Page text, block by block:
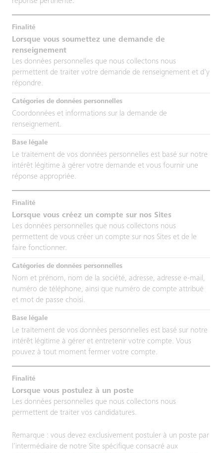
Lorsque vous soumettez une demande de
renseignement
Les données personnelles que nous collectons nous
permettent de traiter votre demande de renseignement et d'y
répondre.
Coordonnées et informations sur la demande de
renseignement.
Le traitement de vos données personnelles est basé sur notre
intérêt légitime à gérer votre demande et vous fournir une
réponse appropriée.
Lorsque vous créez un compte sur nos Sites
Les données personnelles que nous collectons nous
permettent de vous créer un compte sur nos Sites et de le
faire fonctionner.
Nom et prénom, nom de la société, adresse, adresse e-mail,
numéro de téléphone, ainsi que numéro de compte attribué
et mot de passe choisi.
Le traitement de vos données personnelles est basé sur notre
intérêt légitime à gérer et entretenir votre compte. Vous
pouvez à tout moment fermer votre compte.
Lorsque vous postulez à un poste
Les données personnelles que nous collectons nous
permettent de traiter vos candidatures.
Remarque : vous devez exclusivement postuler à un poste par
l’intermédiaire de notre Site spécifique consacré aux